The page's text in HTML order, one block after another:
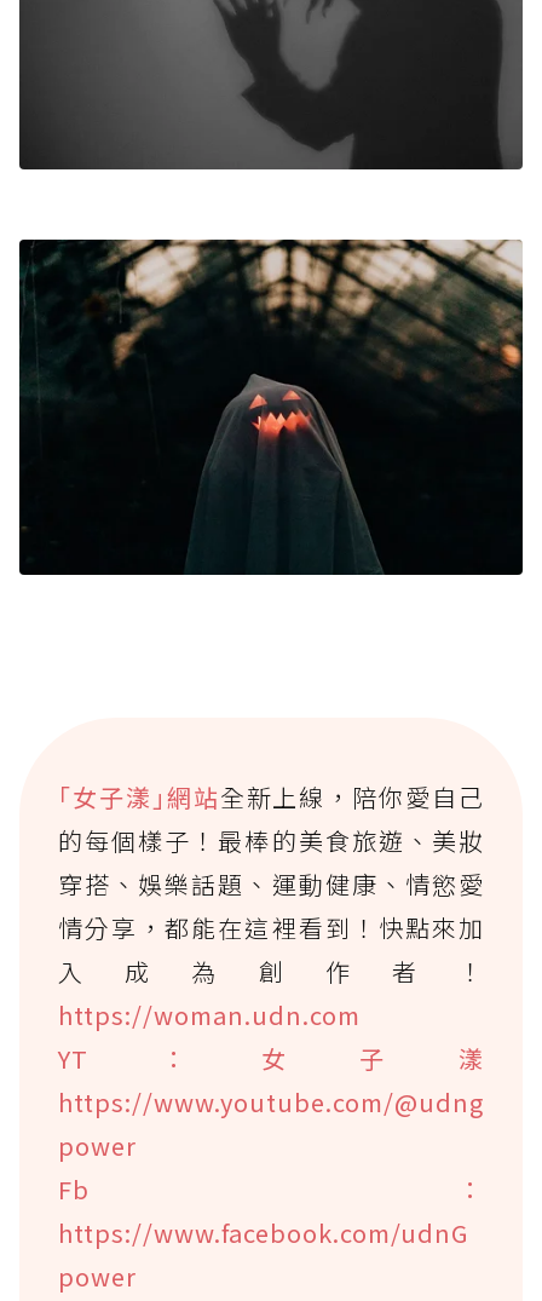
｢女子漾｣網站全新上線，陪你愛自己
的每個樣子！最棒的美食旅遊、美妝
穿搭、娛樂話題、運動健康、情慾愛
情分享，都能在這裡看到！快點來加
入成為創作者！
https://woman.udn.com
YT：女子漾
https://www.youtube.com/@udng
power
Fb：
https://www.facebook.com/udnG
power